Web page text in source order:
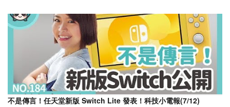
不是傳言！任天堂新版 Switch Lite 發表！科技小電報(7/12)